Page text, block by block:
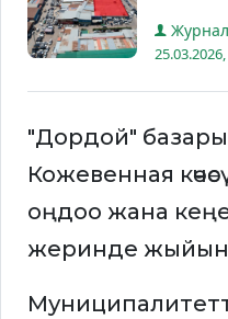
"Дордой"
Кожевенная
оңдоо жана
жеринде жыйын